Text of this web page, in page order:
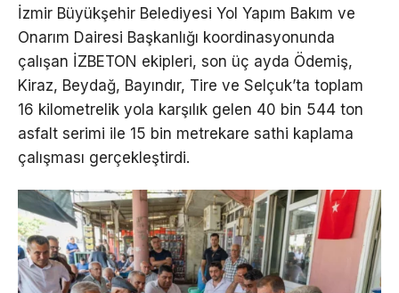
İzmir Büyükşehir Belediyesi Yol Yapım Bakım ve
Onarım Dairesi Başkanlığı koordinasyonunda
çalışan İZBETON ekipleri, son üç ayda Ödemiş,
Kiraz, Beydağ, Bayındır, Tire ve Selçuk’ta toplam
16 kilometrelik yola karşılık gelen 40 bin 544 ton
asfalt serimi ile 15 bin metrekare sathi kaplama
çalışması gerçekleştirdi.